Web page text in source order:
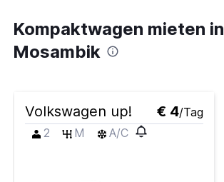
Kompaktwagen mieten in
Mosambik
Volkswagen up! € 4/Tag
2
M A/C